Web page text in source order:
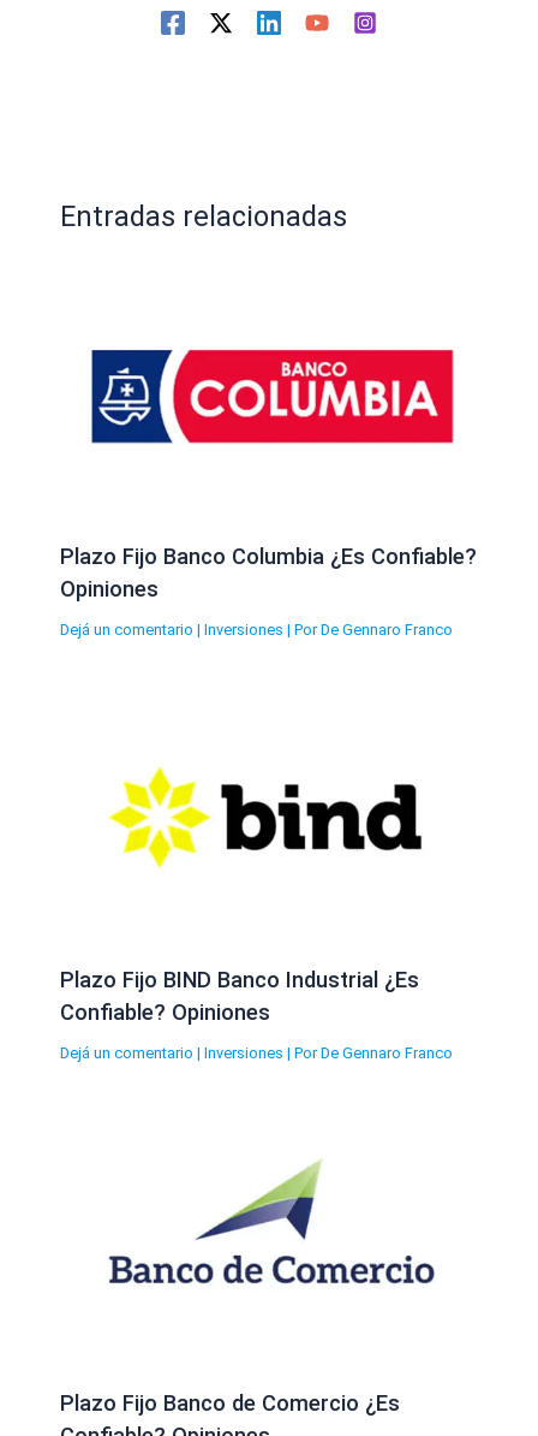
Entradas relacionadas
Plazo Fijo Banco Columbia ¿Es Confiable?
Opiniones
Dejá un comentario | Inversiones | Por De Gennaro Franco
Plazo Fijo BIND Banco Industrial ¿Es
Confiable? Opiniones
Dejá un comentario | Inversiones | Por De Gennaro Franco
Plazo Fijo Banco de Comercio ¿Es